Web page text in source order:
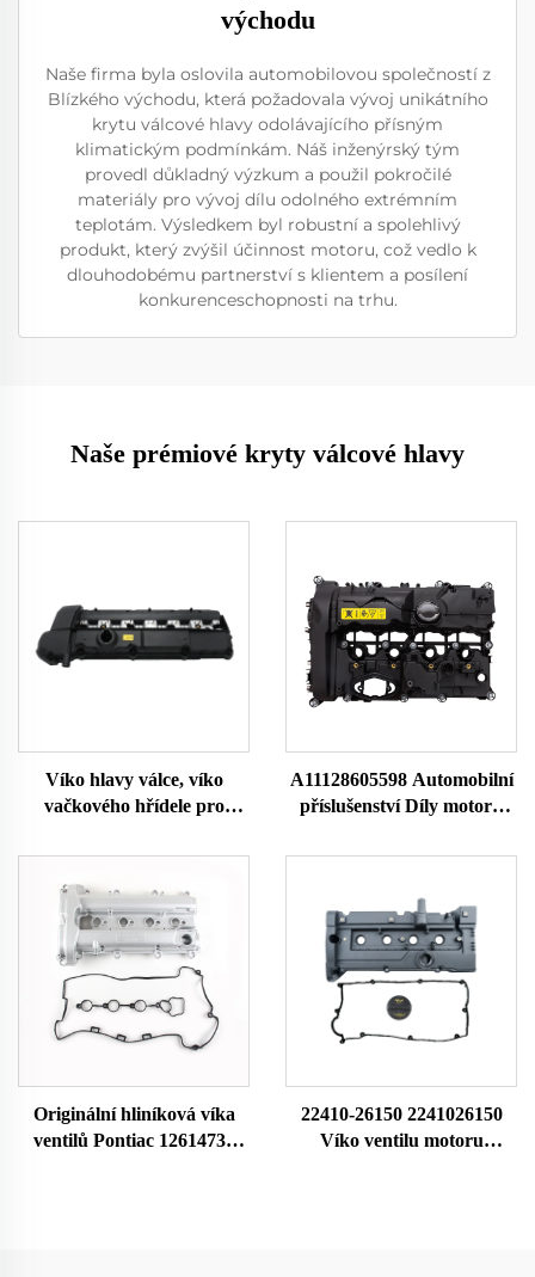
východu
Naše firma byla oslovila automobilovou společností z
Blízkého východu, která požadovala vývoj unikátního
krytu válcové hlavy odolávajícího přísným
klimatickým podmínkám. Náš inženýrský tým
provedl důkladný výzkum a použil pokročilé
materiály pro vývoj dílu odolného extrémním
teplotám. Výsledkem byl robustní a spolehlivý
produkt, který zvýšil účinnost motoru, což vedlo k
dlouhodobému partnerství s klientem a posílení
konkurenceschopnosti na trhu.
Naše prémiové kryty válcové hlavy
Víko hlavy válce, víko
vačkového hřídele pro
328i M3 E39 528i E36 E37
E38 Z3 11121703341
11121748630
A11128605598 Automobilní
příslušenství Díly motoru
11128605598 Kompatibilní s
Originální hliníková víka
ventilů Pontiac 12614738
22410-26150 2241026150
Víko ventilu motoru